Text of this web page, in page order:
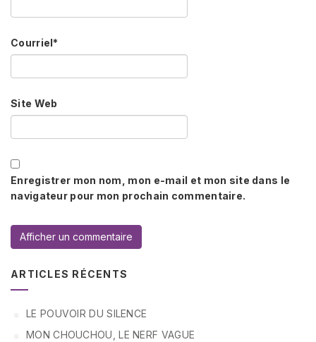
Courriel*
Site Web
Enregistrer mon nom, mon e-mail et mon site dans le
navigateur pour mon prochain commentaire.
ARTICLES RÉCENTS
LE POUVOIR DU SILENCE
MON CHOUCHOU, LE NERF VAGUE